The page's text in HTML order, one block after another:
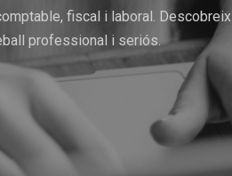
fiscal i laboral. Descobreix
professional i seriós.